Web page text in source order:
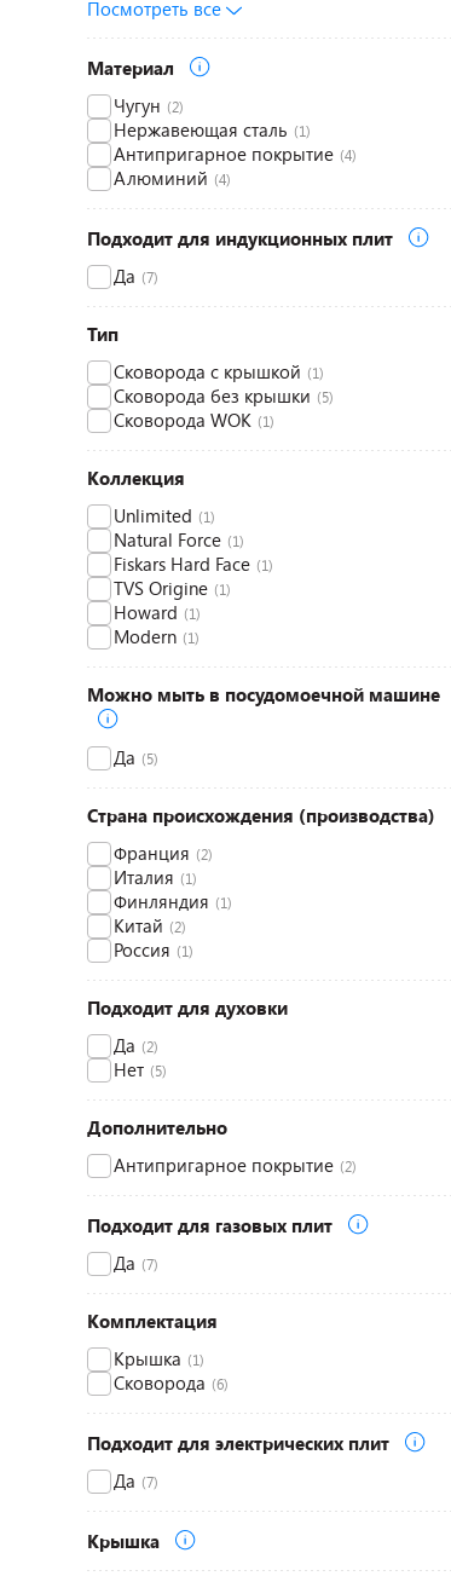
Посмотреть все
Материал
Чугун (2)
Нержавеющая сталь (1)
Антипригарное покрытие (4)
Алюминий (4)
Подходит для индукционных плит
Да (7)
Тип
Сковорода с крышкой (1)
Сковорода без крышки (5)
Сковорода WOK (1)
Коллекция
Unlimited (1)
Natural Force (1)
Fiskars Hard Face (1)
TVS Origine (1)
Howard (1)
Modern (1)
Можно мыть в посудомоечной машине
Да (5)
Страна происхождения (производства)
Франция (2)
Италия (1)
Финляндия (1)
Китай (2)
Россия (1)
Подходит для духовки
Да (2)
Нет (5)
Дополнительно
Антипригарное покрытие (2)
Подходит для газовых плит
Да (7)
Комплектация
Крышка (1)
Сковорода (6)
Подходит для электрических плит
Да (7)
Крышка